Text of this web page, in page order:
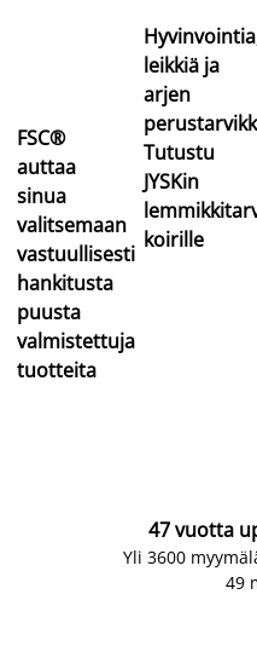
FSC®
auttaa
sinua
valitsemaan
vastuullisesti
hankitusta
puusta
valmistettuja
tuotteita
leikkiä ja
arjen
Tutustu
JYSKin
koirille
47 vuotta
Yli 3600
49